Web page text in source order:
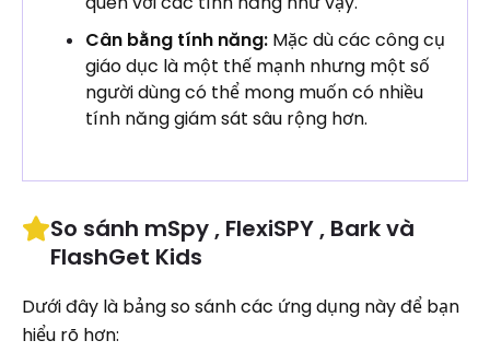
Cân bằng tính năng: Mặc dù các công cụ
giáo dục là một thế mạnh nhưng một số
người dùng có thể mong muốn có nhiều
tính năng giám sát sâu rộng hơn.
So sánh mSpy , FlexiSPY , Bark và
FlashGet Kids
Dưới đây là bảng so sánh các ứng dụng này để bạn
hiểu rõ hơn: